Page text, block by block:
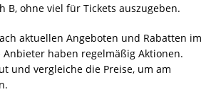
B, ohne viel für Tickets auszugeben.
aktuellen Angeboten und Rabatten im
Anbieter haben regelmäßig Aktionen.
und vergleiche die Preise, um am